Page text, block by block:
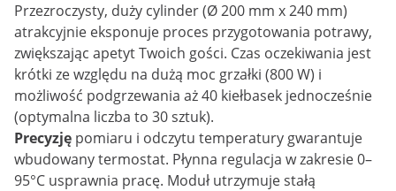
Przezroczysty, duży cylinder (Ø 200 mm x 240 mm)
atrakcyjnie eksponuje proces przygotowania potrawy,
zwiększając apetyt Twoich gości. Czas oczekiwania jest
krótki ze względu na dużą moc grzałki (800 W) i
możliwość podgrzewania aż 40 kiełbasek jednocześnie
(optymalna liczba to 30 sztuk).
Precyzję pomiaru i odczytu temperatury gwarantuje
wbudowany termostat. Płynna regulacja w zakresie 0–
95°C usprawnia pracę. Moduł utrzymuje stałą